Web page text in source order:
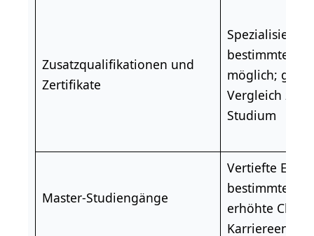
Zusatzqualifikationen und
Zertifikate
bestimmte
möglich;
Vergleich zu
Studium
Master-Studiengänge
Vertiefte
bestimmte
erhöhte